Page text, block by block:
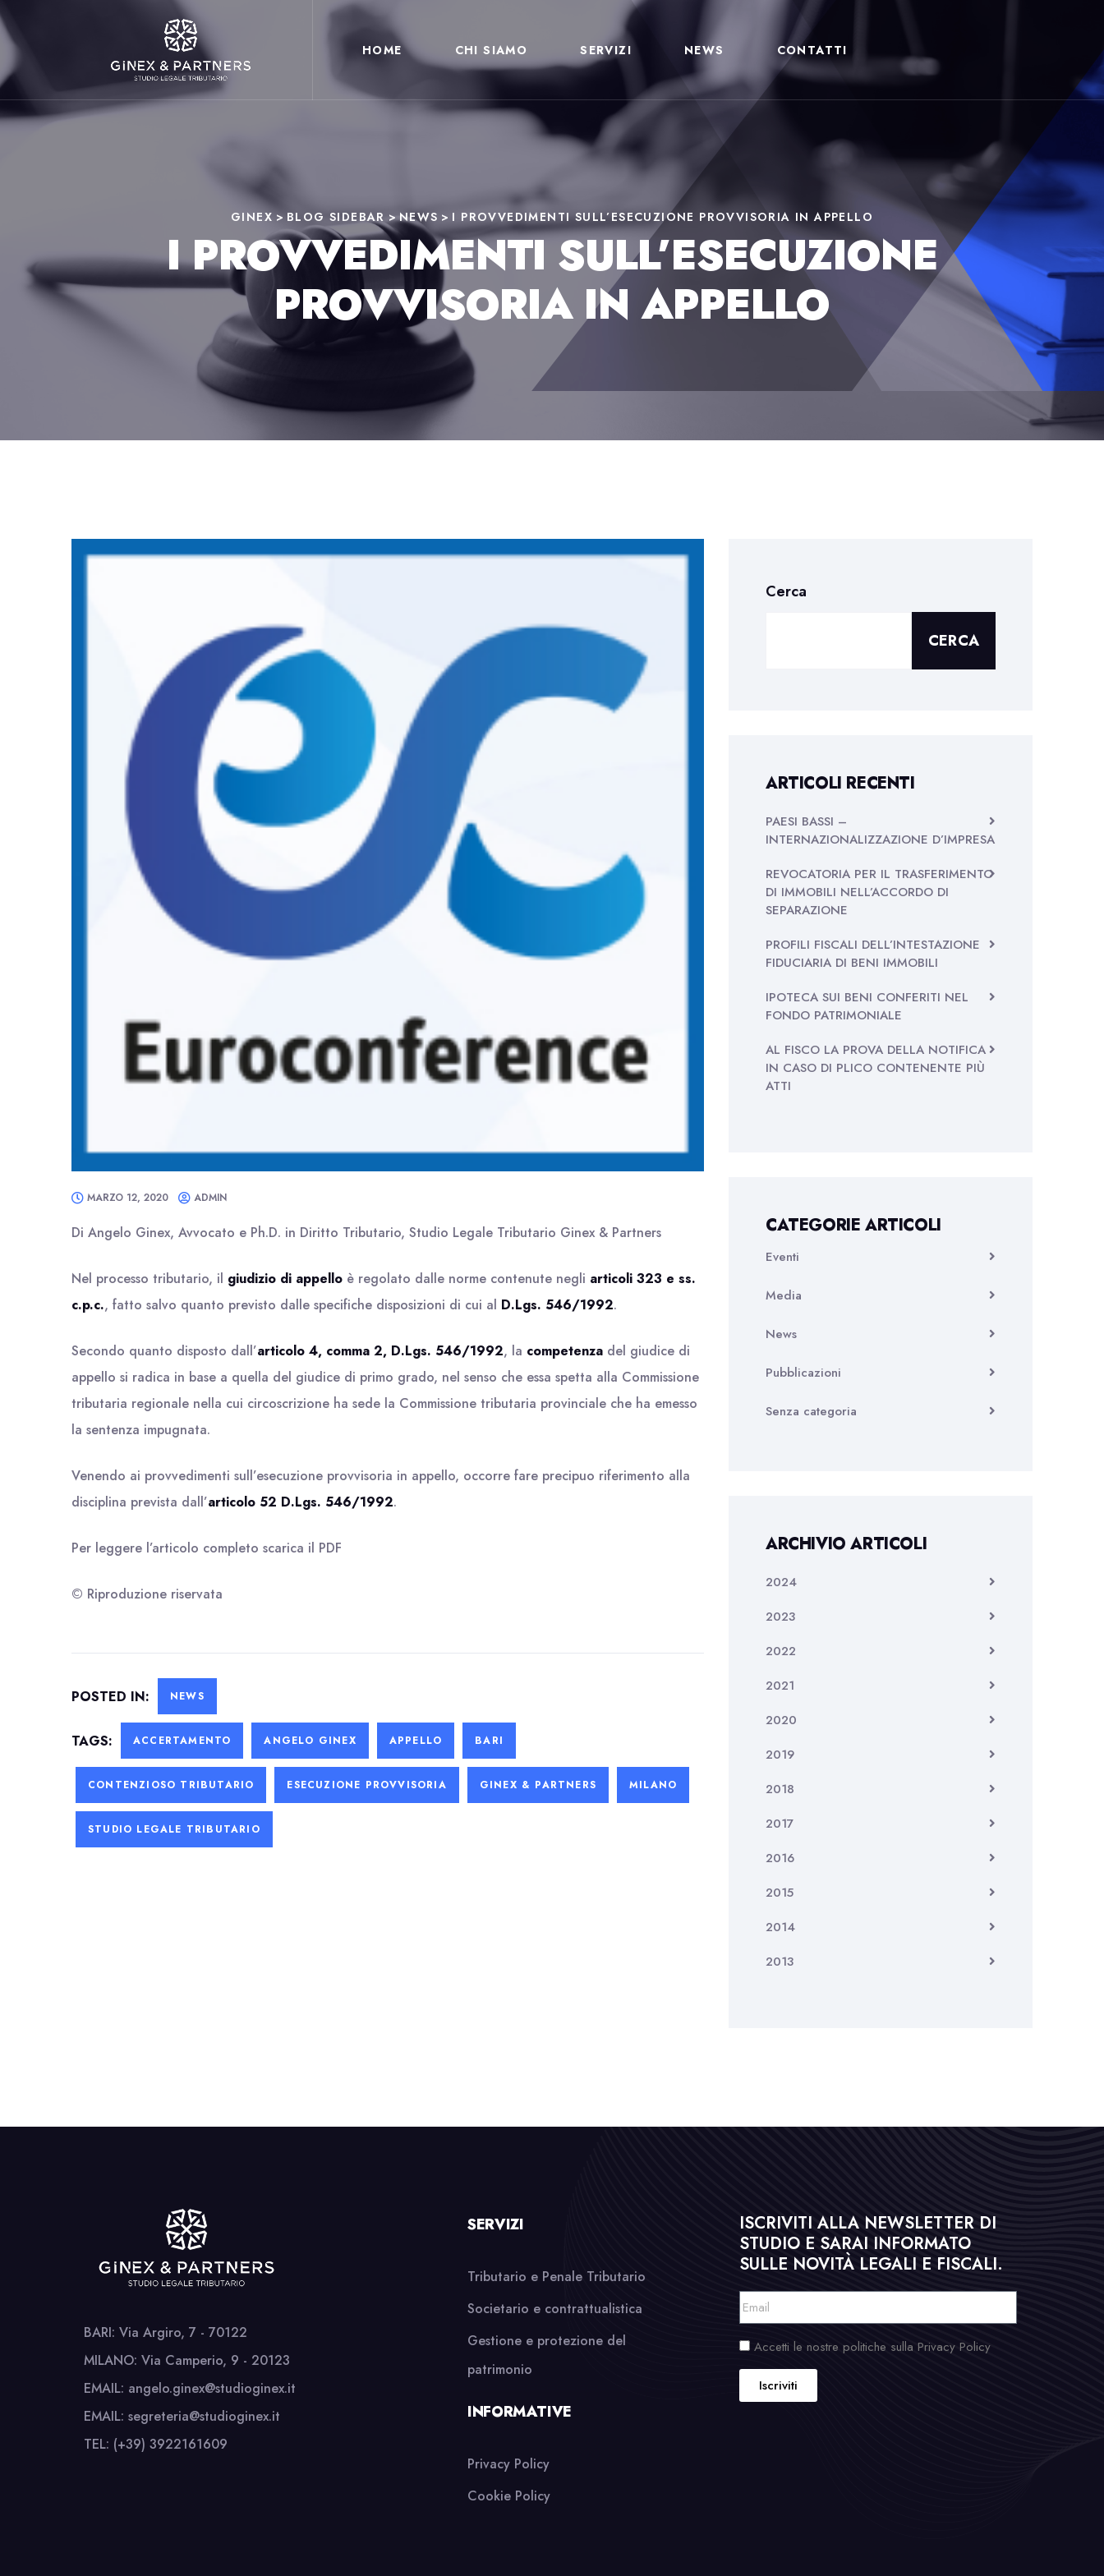
HOME CHI SIAMO SERVIZI NEWS CONTATTI
GINEX > BLOG SIDEBAR >NEWS > I PROVVEDIMENTI SULL’ESECUZIONE PROVVISORIA IN APPELLO
I PROVVEDIMENTI SULL’ESECUZIONE
PROVVISORIA IN APPELLO
MARZO 12, 2020 ADMIN
Di Angelo Ginex, Avvocato e Ph.D. in Diritto Tributario, Studio Legale Tributario Ginex & Partners
Nel processo tributario, il giudizio di appello è regolato dalle norme contenute negli articoli 323 e ss.
c.p.c., fatto salvo quanto previsto dalle specifiche disposizioni di cui al D.Lgs. 546/1992.
Secondo quanto disposto dall’articolo 4, comma 2, D.Lgs. 546/1992, la competenza del giudice di
appello si radica in base a quella del giudice di primo grado, nel senso che essa spetta alla Commissione
tributaria regionale nella cui circoscrizione ha sede la Commissione tributaria provinciale che ha emesso
la sentenza impugnata.
Venendo ai provvedimenti sull’esecuzione provvisoria in appello, occorre fare precipuo riferimento alla
disciplina prevista dall’articolo 52 D.Lgs. 546/1992.
Per leggere l’articolo completo scarica il PDF
© Riproduzione riservata
POSTED IN: NEWS
TAGS: ACCERTAMENTO ANGELO GINEX APPELLO BARI
CONTENZIOSO TRIBUTARIO ESECUZIONE PROVVISORIA GINEX & PARTNERS MILANO
STUDIO LEGALE TRIBUTARIO
Cerca
CERCA
ARTICOLI RECENTI
PAESI BASSI –
INTERNAZIONALIZZAZIONE D’IMPRESA
REVOCATORIA PER IL TRASFERIMENTO
DI IMMOBILI NELL’ACCORDO DI
SEPARAZIONE
PROFILI FISCALI DELL’INTESTAZIONE
FIDUCIARIA DI BENI IMMOBILI
IPOTECA SUI BENI CONFERITI NEL
FONDO PATRIMONIALE
AL FISCO LA PROVA DELLA NOTIFICA
IN CASO DI PLICO CONTENENTE PIÙ
ATTI
CATEGORIE ARTICOLI
Eventi
Media
News
Pubblicazioni
Senza categoria
ARCHIVIO ARTICOLI
2024
2023
2022
2021
2020
2019
2018
2017
2016
2015
2014
2013
BARI: Via Argiro, 7 - 70122
MILANO: Via Camperio, 9 - 20123
EMAIL: angelo.ginex@studioginex.it
EMAIL: segreteria@studioginex.it
TEL: (+39) 3922161609
SERVIZI
Tributario e Penale Tributario
Societario e contrattualistica
Gestione e protezione del
patrimonio
INFORMATIVE
Privacy Policy
Cookie Policy
ISCRIVITI ALLA NEWSLETTER DI
STUDIO E SARAI INFORMATO
SULLE NOVITÀ LEGALI E FISCALI.
Accetti le nostre politiche sulla Privacy Policy
Iscriviti